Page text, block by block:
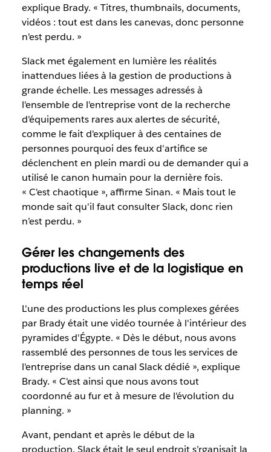
explique Brady. « Titres, thumbnails, documents,
vidéos : tout est dans les canevas, donc personne
n'estperdu. »
Slack met également en lumière les réalités
inattendues liées à la gestion de productions à
grande échelle. Les messages adressés à
l'ensemble de l'entreprise vont de la recherche
d'équipements rares aux alertes de sécurité,
comme le fait d'expliquer à des centaines de
personnes pourquoi des feux d'artifice se
déclenchent en plein mardi ou de demander qui a
utilisé le canon humain pour la dernière fois.
« C'est chaotique », affirme Sinan. « Mais tout le
monde sait qu'il faut consulter Slack, donc rien
n’est perdu. »
Gérer les changements des
productions live et de la logistique en
temps réel
L'une des productions les plus complexes gérées
par Brady était une vidéo tournée à l'intérieur des
pyramides d'Égypte. « Dès le début, nous avons
rassemblé des personnes de tous les services de
l'entreprise dans un canal Slack dédié », explique
Brady. « C'est ainsi que nous avons tout
coordonné au fur et à mesure de l'évolution du
planning. »
Avant, pendant et après le début de la
production, Slack était le seul endroit s’rganisait la